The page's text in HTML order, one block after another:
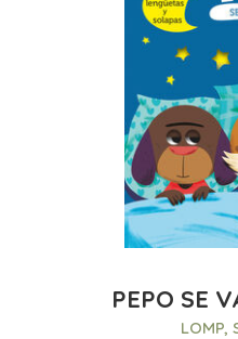
PEPO SE
LOMP,